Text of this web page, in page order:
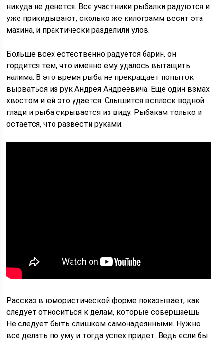
никуда не денется. Все участники рыбалки радуются и
уже прикидывают, сколько же килограмм весит эта
махина, и практически разделили улов.
Больше всех естественно радуется барин, он
гордится тем, что именно ему удалось вытащить
налима. В это время рыба не прекращает попыток
вырваться из рук Андрея Андреевича. Еще один взмах
хвостом и ей это удается. Слышится всплеск водной
глади и рыба скрывается из виду. Рыбакам только и
остается, что развести руками.
Рассказ в юмористической форме показывает, как
следует относиться к делам, которые совершаешь.
Не следует быть слишком самонадеянными. Нужно
все делать по уму и тогда успех придет. Ведь если бы